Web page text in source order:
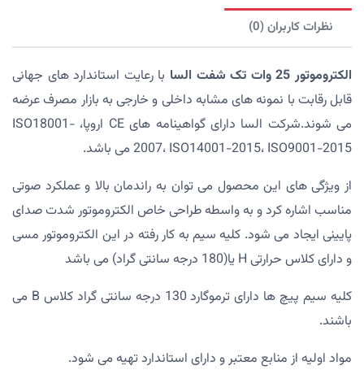
نظرات کاربران (0)
الکتروموتور 25 وات تک شفت السا
با رعایت استاندارد های جهانی
قابل رقابت با نمونه های مشابه داخلی و خارجی به بازار مصرف عرضه
می شوند.شرکت السا دارای گواهینامه های CE اروپا، ISO18001-
2007، ISO14001-2015، ISO9001-2015 می باشد.
از ویژگی های این محصول می توان به راندمان بالا و عملکرد صوتی
مناسب اشاره کرد و به واسطه طراحی خاص الکتروموتور شدت صدای
پایینی ایجاد می شود. کلیه سیم به کار رفته در این الکتروموتور مسی
و دارای کلاس حرارتی H یا(180 درجه سانتی گراد) می باشد
کلیه سیم پیچ ها دارای ترموگارد 130 درجه سانتی گراد کلاس B می
باشند.
مواد اولیه از منابع معتبر و دارای استاندارد تهیه می شود.